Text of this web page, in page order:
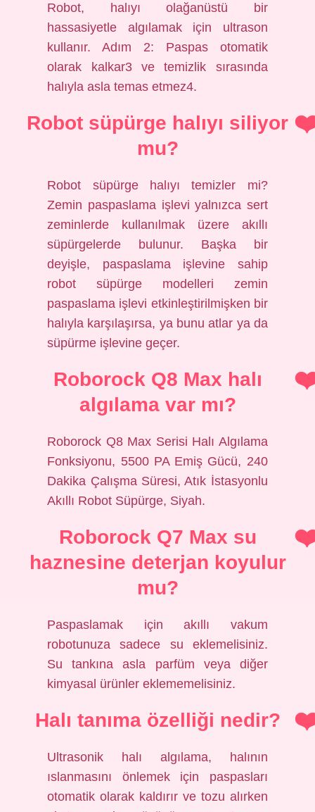
Robot, halıyı olağanüstü bir
hassasiyetle algılamak için ultrason
kullanır. Adım 2: Paspas otomatik
olarak kalkar3 ve temizlik sırasında
halıyla asla temas etmez4.
Robot süpürge halıyı siliyor
mu?
Robot süpürge halıyı temizler mi?
Zemin paspaslama işlevi yalnızca sert
zeminlerde kullanılmak üzere akıllı
süpürgelerde bulunur. Başka bir
deyişle, paspaslama işlevine sahip
robot süpürge modelleri zemin
paspaslama işlevi etkinleştirilmişken bir
halıyla karşılaşırsa, ya bunu atlar ya da
süpürme işlevine geçer.
Roborock Q8 Max halı
algılama var mı?
Roborock Q8 Max Serisi Halı Algılama
Fonksiyonu, 5500 PA Emiş Gücü, 240
Dakika Çalışma Süresi, Atık İstasyonlu
Akıllı Robot Süpürge, Siyah.
Roborock Q7 Max su
haznesine deterjan koyulur
mu?
Paspaslamak için akıllı vakum
robotunuza sadece su eklemelisiniz.
Su tankına asla parfüm veya diğer
kimyasal ürünler eklememelisiniz.
Halı tanıma özelliği nedir?
Ultrasonik halı algılama, halının
ıslanmasını önlemek için paspasları
otomatik olarak kaldırır ve tozu alırken